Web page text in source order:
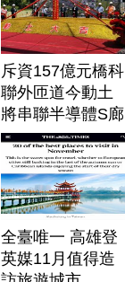
斥資157億元橋科
聯外匝道今動土
將串聯半導體S廊
帶
全臺唯一 高雄登
英媒11月值得造